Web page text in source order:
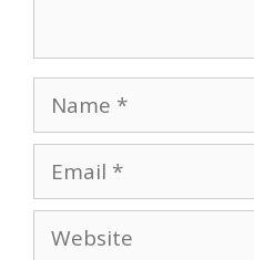
Name
Email
Website